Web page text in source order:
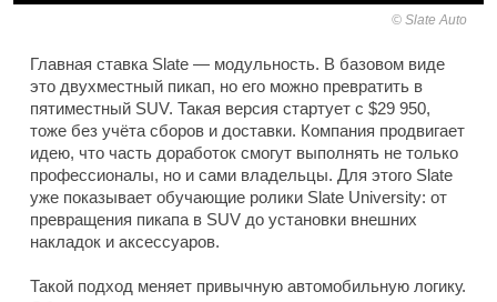
Slate Auto
Главная ставка Slate — модульность. В базовом виде
это двухместный пикап, но его можно превратить в
пятиместный SUV. Такая версия стартует с $29 950,
тоже без учёта сборов и доставки. Компания продвигает
идею, что часть доработок смогут выполнять не только
профессионалы, но и сами владельцы. Для этого Slate
уже показывает обучающие ролики Slate University: от
превращения пикапа в SUV до установки внешних
накладок и аксессуаров.
Такой подход меняет привычную автомобильную логику.